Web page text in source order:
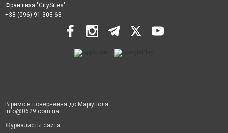
Франшиза "CitySites"
+38 (096) 91 303 68
Віримо в повернення до Маріуполя
info@0629.com.ua
Журналисты сайта